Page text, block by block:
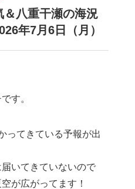
八重干瀬の海況
年7月6日（月）
す。
ってきている予報が出
いてきていないので
が広がってます！